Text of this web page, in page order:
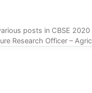
posts in CBSE 2020
Research Officer –